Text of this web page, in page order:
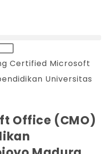
Office (CMO)